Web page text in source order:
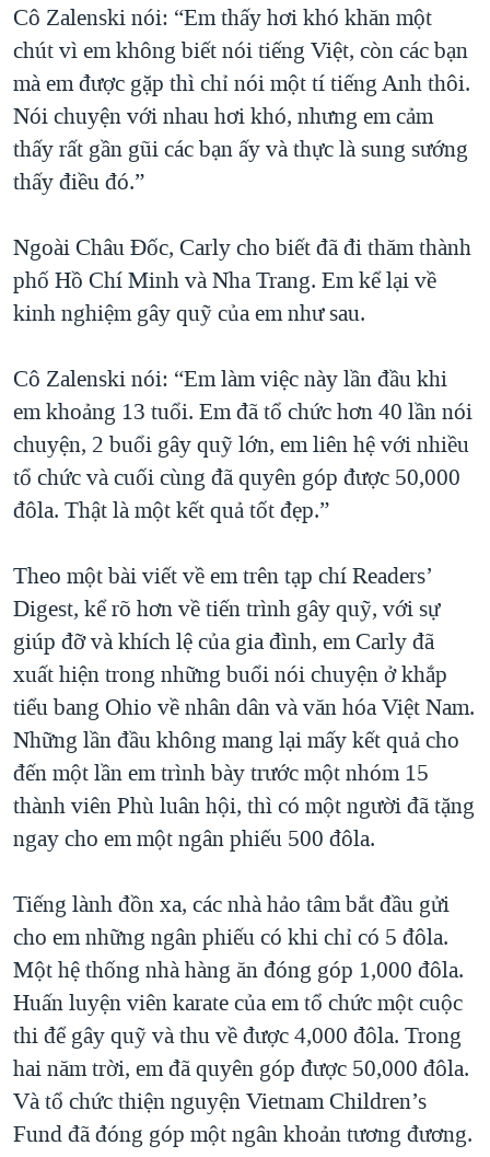
Cô Zalenski nói: “Em thấy hơi khó khăn một
chút vì em không biết nói tiếng Việt, còn các bạn
mà em được gặp thì chỉ nói một tí tiếng Anh thôi.
Nói chuyện với nhau hơi khó, nhưng em cảm
thấy rất gần gũi các bạn ấy và thực là sung sướng
thấy điều đó.”
Ngoài Châu Đốc, Carly cho biết đã đi thăm thành
phố Hồ Chí Minh và Nha Trang. Em kể lại về
kinh nghiệm gây quỹ của em như sau.
Cô Zalenski nói: “Em làm việc này lần đầu khi
em khoảng 13 tuổi. Em đã tổ chức hơn 40 lần nói
chuyện, 2 buổi gây quỹ lớn, em liên hệ với nhiều
tổ chức và cuối cùng đã quyên góp được 50,000
đôla. Thật là một kết quả tốt đẹp.”
Theo một bài viết về em trên tạp chí Readers’
Digest, kể rõ hơn về tiến trình gây quỹ, với sự
giúp đỡ và khích lệ của gia đình, em Carly đã
xuất hiện trong những buổi nói chuyện ở khắp
tiểu bang Ohio về nhân dân và văn hóa Việt Nam.
Những lần đầu không mang lại mấy kết quả cho
đến một lần em trình bày trước một nhóm 15
thành viên Phù luân hội, thì có một người đã tặng
ngay cho em một ngân phiếu 500 đôla.
Tiếng lành đồn xa, các nhà hảo tâm bắt đầu gửi
cho em những ngân phiếu có khi chỉ có 5 đôla.
Một hệ thống nhà hàng ăn đóng góp 1,000 đôla.
Huấn luyện viên karate của em tổ chức một cuộc
thi để gây quỹ và thu về được 4,000 đôla. Trong
hai năm trời, em đã quyên góp được 50,000 đôla.
Và tổ chức thiện nguyện Vietnam Children’s
Fund đã đóng góp một ngân khoản tương đương.